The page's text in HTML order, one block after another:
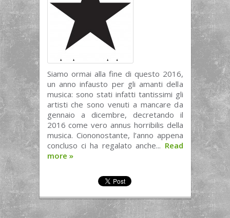
Siamo ormai alla fine di questo 2016,
un anno infausto per gli amanti della
musica: sono stati infatti tantissimi gli
artisti che sono venuti a mancare da
gennaio a dicembre, decretando il
2016 come vero annus horribilis della
musica. Ciononostante, l’anno appena
concluso ci ha regalato anche... Read
more »